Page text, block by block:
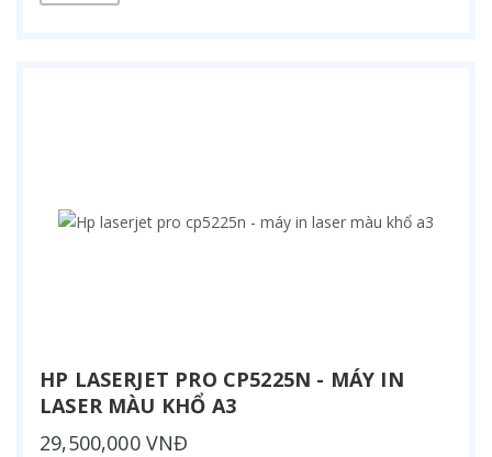
HP LASERJET PRO CP5225N - MÁY IN
LASER MÀU KHỔ A3
29,500,000 VNĐ